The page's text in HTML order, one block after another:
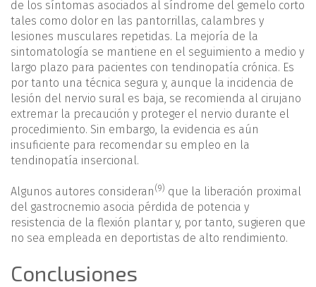
de los síntomas asociados al síndrome del gemelo corto
tales como dolor en las pantorrillas, calambres y
lesiones musculares repetidas. La mejoría de la
sintomatología se mantiene en el seguimiento a medio y
largo plazo para pacientes con tendinopatía crónica. Es
por tanto una técnica segura y, aunque la incidencia de
lesión del nervio sural es baja, se recomienda al cirujano
extremar la precaución y proteger el nervio durante el
procedimiento. Sin embargo, la evidencia es aún
insuficiente para recomendar su empleo en la
tendinopatía insercional.
Algunos autores consideran (9) que la liberación proximal
del gastrocnemio asocia pérdida de potencia y
resistencia de la flexión plantar y, por tanto, sugieren que
no sea empleada en deportistas de alto rendimiento.
Conclusiones